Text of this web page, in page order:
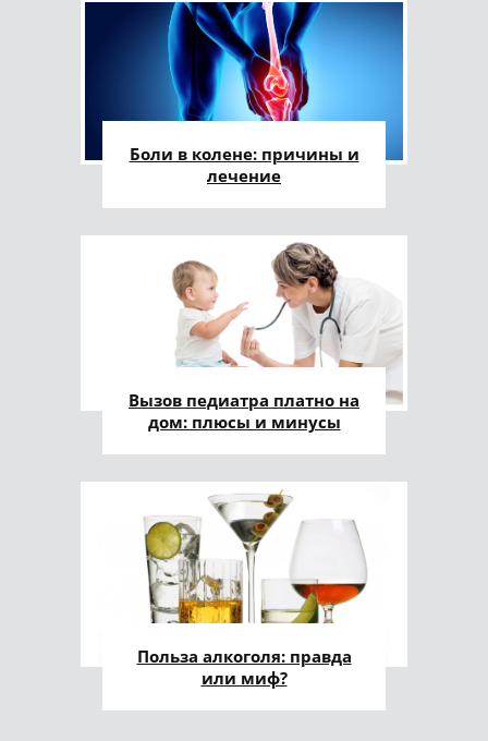
Боли в колене: причины и
лечение
Вызов педиатра платно на
дом: плюсы и минусы
Польза алкоголя: правда
или миф?